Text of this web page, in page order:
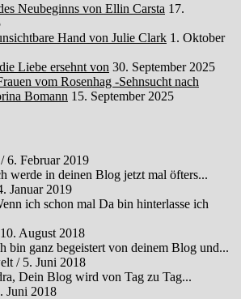
Neubeginns von Ellin Carsta 17.
Hand von Julie Clark 1. Oktober
Liebe ersehnt von 30. September 2025
vom Rosenhag -Sehnsucht nach
Bomann 15. September 2025
/6. Februar 2019
werde in deinen Blog jetzt mal öfters...
Januar 2019
ich schon mal Da bin hinterlasse ich
10. August 2018
bin ganz begeistert von deinem Blog und...
/ 5. Juni 2018
Dein Blog wird von Tag zu Tag...
Juni 2018